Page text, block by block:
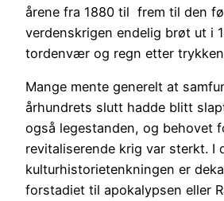
årene fra 1880 til frem til den
verdenskrigen endelig brøt ut i
tordenvær og regn etter
Mange mente generelt at
århundrets slutt hadde blitt
også legestanden, og behovet
revitaliserende krig var sterkt. I
kulturhistorietenkningen er
forstadiet til apokalypsen eller